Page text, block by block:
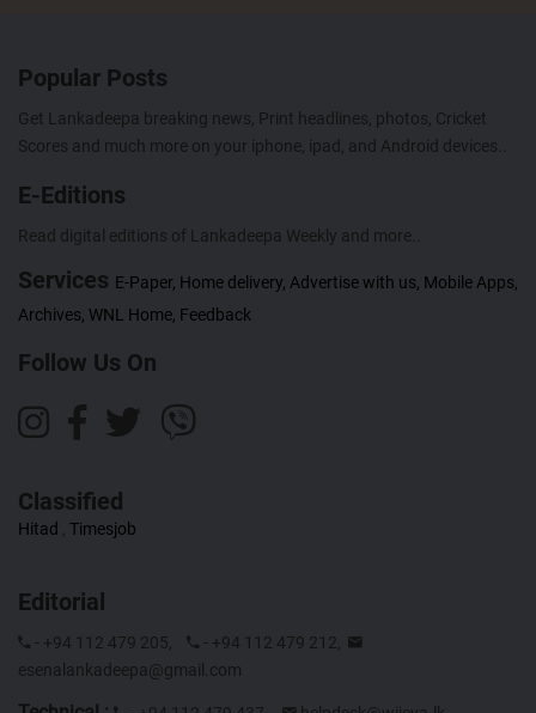
Popular Posts
Get Lankadeepa breaking news, Print headlines, photos, Cricket
Scores and much more on your iphone, ipad, and Android devices..
E-Editions
Read digital editions of Lankadeepa Weekly and more..
Services E-Paper, Home delivery, Advertise with us, Mobile Apps,
Archives, WNL Home, Feedback
Follow Us On
Classified
Hitad Timesjob
Editorial
- +94 112 479 205,
- +94 112 479 212,
esenalankadeepa@gmail.com